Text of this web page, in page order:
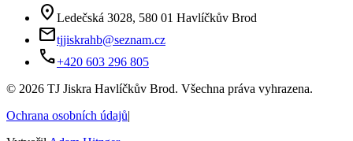
location_on Ledečská 3028, 580 01 Havlíčkův Brod
mailtjjiskrahb@seznam.cz
phone+420 603 296 805
© 2026 TJ Jiskra Havlíčkův Brod. Všechna práva vyhrazena.
Ochrana osobních údajů|